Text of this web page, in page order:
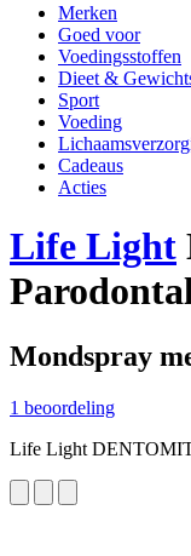
Merken
Goed voor
Voedingsstoffen
Dieet &
Sport
Voeding
Cadeaus
Acties
Life Light
Mondspray
1 beoordeling
Life Light